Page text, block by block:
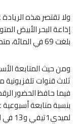
بلغت 69 في المائة، متصدرة قائمة الإذاعات المشمولة بالتقييم.
فيما حافظ الحضور
لميدي1تيفي و13 في المائة بالنسبة لإذاعة ميدي1.